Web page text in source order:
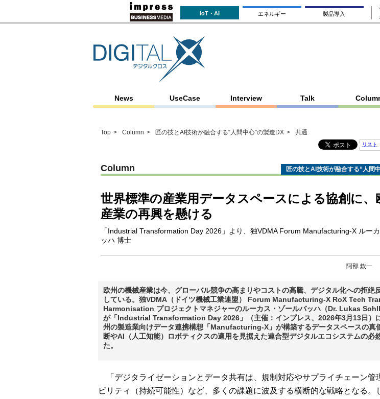
IoT・AI エネルギー 製品導入
News UseCase Interview Talk
Top Column 匠の技とAI技術が融合する“人間中心”の製造DX 共通
リスト
Column 匠の技とAI技術が融合する“人間
世界標準の産業用データスペースによる協創に、
産業の再興を懸ける
「Industrial Transformation Day 2026」より、独VDMA Forum Manufacturing-X ルー
ッハ 博士
阿部 欽一
欧州の機械産業は今、グローバル競争の高まりやコストの高騰、デジタル化への拒絶
している。独VDMA（ドイツ機械工業連盟） Forum Manufacturing-X RoX Tech
Harmonisation プロジェクトマネジャーのルーカス・ゾールバッハ（Dr. Lukas
が「Industrial Transformation Day 2026」（主催：インプレス、2026年3月13日）
州の製造業向けデータ連携構想「Manufacturing-X」が構築するデータスペースの真
断やAI（人工知能）ロボティクスの適用を見据えた連合型デジタルエコシステムの必
た。
「デジタライゼーションとデータ共有は、規制対応やサプライチェーン管
ビリティ（持続可能性）など、多くの課題に波及する横断的な戦略となる。